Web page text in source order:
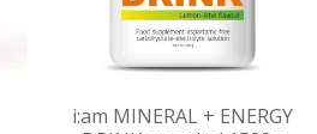
i:am MINERAL + ENERGY